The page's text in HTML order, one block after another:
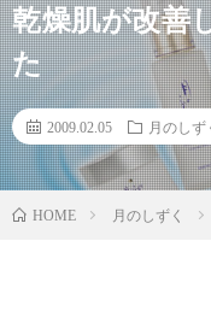
乾燥肌が改善
た
2009.02.05 月のしず
HOME 月のしずく